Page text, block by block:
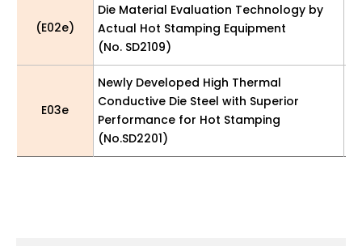
(E02e)
Die Material Evaluation Technology by
Actual Hot Stamping Equipment
(No. SD2109)
E03e
Newly Developed High Thermal
Conductive Die Steel with Superior
Performance for Hot Stamping
(No.SD2201)